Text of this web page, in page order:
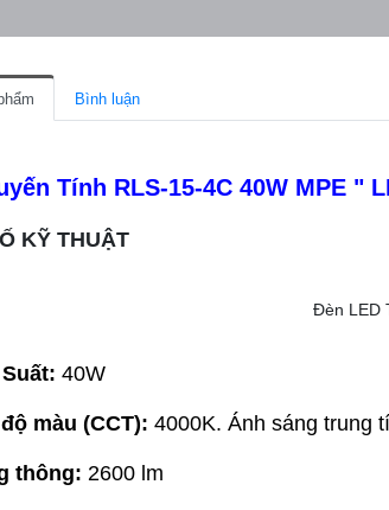
Bình luận
Tính RLS-15-4C 40W MPE "
KỸ THUẬT
Đèn LED
40W
màu (CCT): 4000K. Ánh sáng trung
thông: 2600 lm